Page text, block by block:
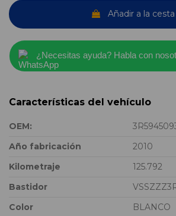
Añadir a la cesta
¿Necesitas ayuda? Habla con
Características del vehículo
OEM:
Año fabricación
2010
Kilometraje
125.792
Bastidor
Color
BLANCO